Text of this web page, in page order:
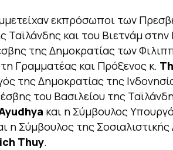
εκπρόσωποι των
Ταϊλάνδης και του Βιετνάμ
της Δημοκρατίας των
Γραμματέας και Πρόξενος κ.
της Δημοκρατίας της
του Βασιλείου της
και η Σύμβουλος
η Σύμβουλος της
Thuy.